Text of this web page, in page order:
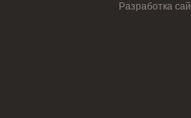
Разработка
с помощью